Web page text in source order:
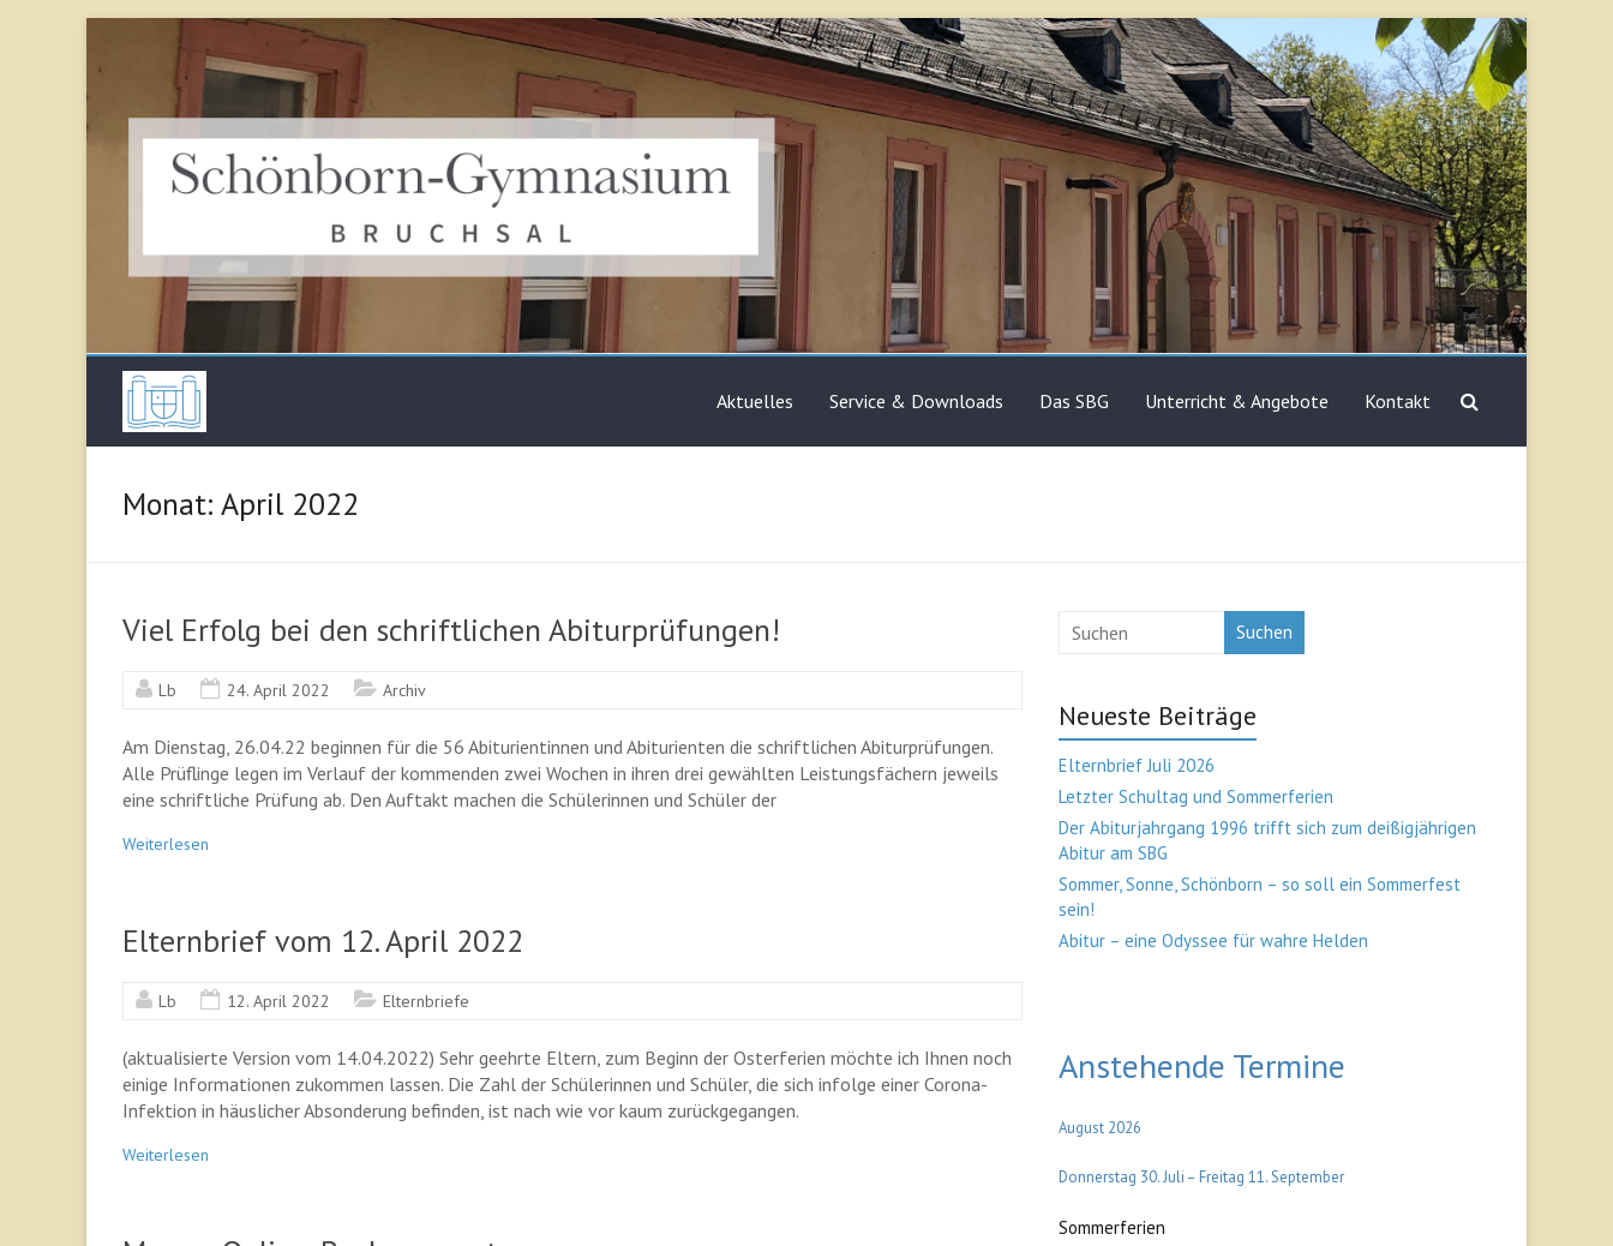
content
Schönborn Gymnasium Bruchsal
Aktuelles Service & Downloads Das SBG Unterricht & Angebote Kontakt
Monat: April 2022
Viel Erfolg bei den schriftlichen Abiturprüfungen!
Lb 24. April 2022 Archiv
Am Dienstag, 26.04.22 beginnen für die 56 Abiturientinnen und Abiturienten die schriftlichen Abiturprüfungen.
Alle Prüflinge legen im Verlauf der kommenden zwei Wochen in ihren drei gewählten Leistungsfächern jeweils
eine schriftliche Prüfung ab. Den Auftakt machen die Schülerinnen und Schüler der
Weiterlesen
Elternbrief vom 12. April 2022
Lb 12. April 2022 Elternbriefe
(aktualisierte Version vom 14.04.2022) Sehr geehrte Eltern, zum Beginn der Osterferien möchte ich Ihnen noch
einige Informationen zukommen lassen. Die Zahl der Schülerinnen und Schüler, die sich infolge einer Corona-
Infektion in häuslicher Absonderung befinden, ist nach wie vor kaum zurückgegangen.
Weiterlesen
Suchen
Neueste Beiträge
Elternbrief Juli 2026
Letzter Schultag und Sommerferien
Der Abiturjahrgang 1996 trifft sich zum deißigjährigen
Abitur am SBG
Sommer, Sonne, Schönborn – so soll ein Sommerfest
sein!
Abitur – eine Odyssee für wahre Helden
Anstehende Termine
August 2026
Donnerstag 30.Juli – Freitag 11.September
Sommerferien